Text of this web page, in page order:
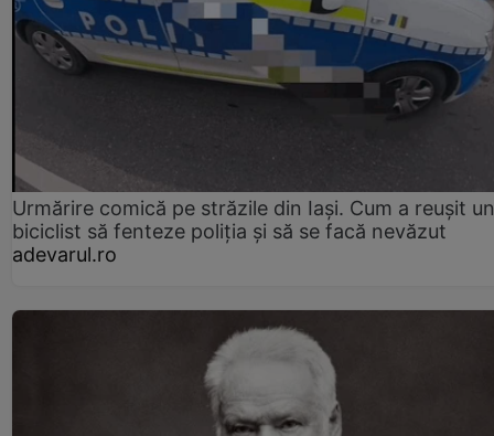
Urmărire comică pe străzile din Iași. Cum a reușit un
biciclist să fenteze poliția și să se facă nevăzut
adevarul.ro